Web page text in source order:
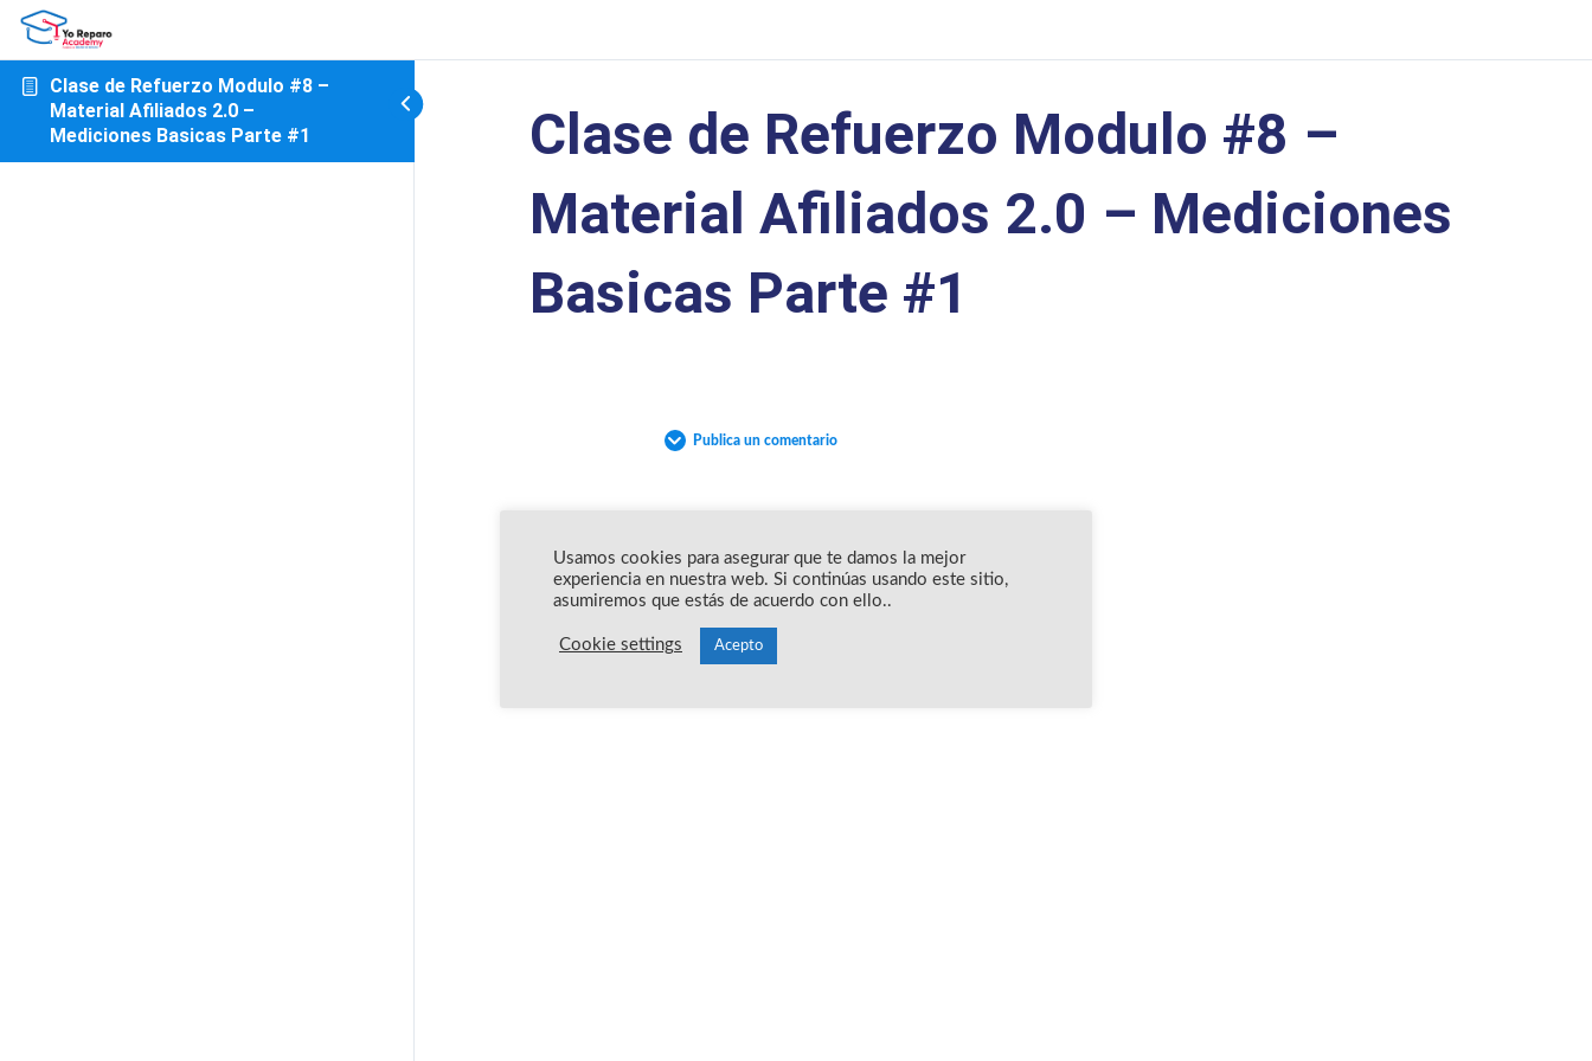
Clase de Refuerzo Modulo #8 –
Material Afiliados 2.0 –
Mediciones Basicas Parte #1
Clase de Refuerzo Modulo #8 –
Material Afiliados 2.0 – Mediciones
Basicas Parte #1
Publica un comentario
Usamos cookies para asegurar que te damos la mejor
experiencia en nuestra web. Si continúas usando este sitio,
asumiremos que estás de acuerdo con ello..
Cookie settings Acepto